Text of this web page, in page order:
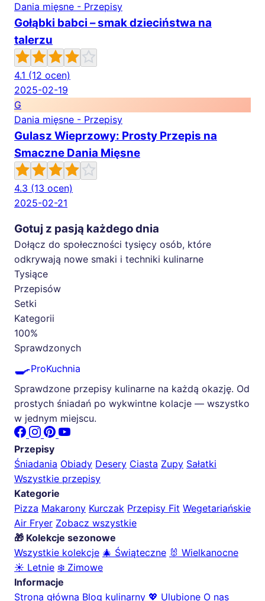
Dania mięsne - Przepisy
Gołąbki babci – smak dzieciństwa na
talerzu
4.1 (12 ocen)
2025-02-19
G
Dania mięsne - Przepisy
Gulasz Wieprzowy: Prosty Przepis na
Smaczne Dania Mięsne
4.3 (13 ocen)
2025-02-21
Gotuj z pasją każdego dnia
Dołącz do społeczności tysięcy osób, które
odkrywają nowe smaki i techniki kulinarne
Tysiące
Przepisów
Setki
Kategorii
100%
Sprawdzonych
🍳ProKuchnia
Sprawdzone przepisy kulinarne na każdą okazję. Od
prostych śniadań po wykwintne kolacje — wszystko
w jednym miejscu.
Przepisy
Śniadania Obiady Desery Ciasta Zupy Sałatki
Wszystkie przepisy
Kategorie
Pizza Makarony Kurczak Przepisy Fit Wegetariańskie
Air Fryer Zobacz wszystkie
🎁 Kolekcje sezonowe
Wszystkie kolekcje 🎄 Świąteczne 🐰 Wielkanocne
☀️ Letnie ❄️ Zimowe
Informacje
Strona główna Blog kulinarny 💖 Ulubione O nas